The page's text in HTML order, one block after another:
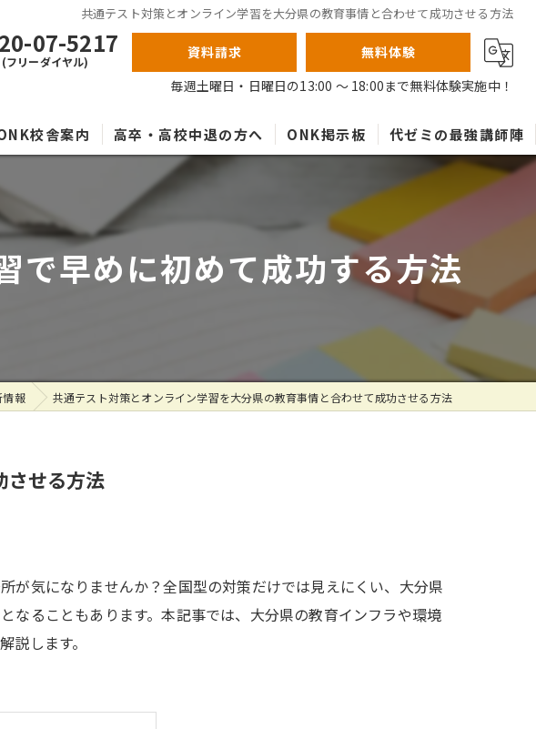
共通テスト対策とオンライン学習を大分県の教育事情と合わせて成功させる方法
07-5217
(フリーダイヤル)
資料請求
無料体験
毎週土曜日・日曜日の13:00 ～ 18:00まで無料体験実施中！
校舎案内 高卒・高校中退の方へ ONK掲示板 代ゼミの最強講師陣
で早めに初めて成功する方法
情報 共通テスト対策とオンライン学習を大分県の教育事情と合わせて成功させる方法
させる方法
が気になりませんか？全国型の対策だけでは見えにくい、大分県
なることもあります。本記事では、大分県の教育インフラや環境
します。